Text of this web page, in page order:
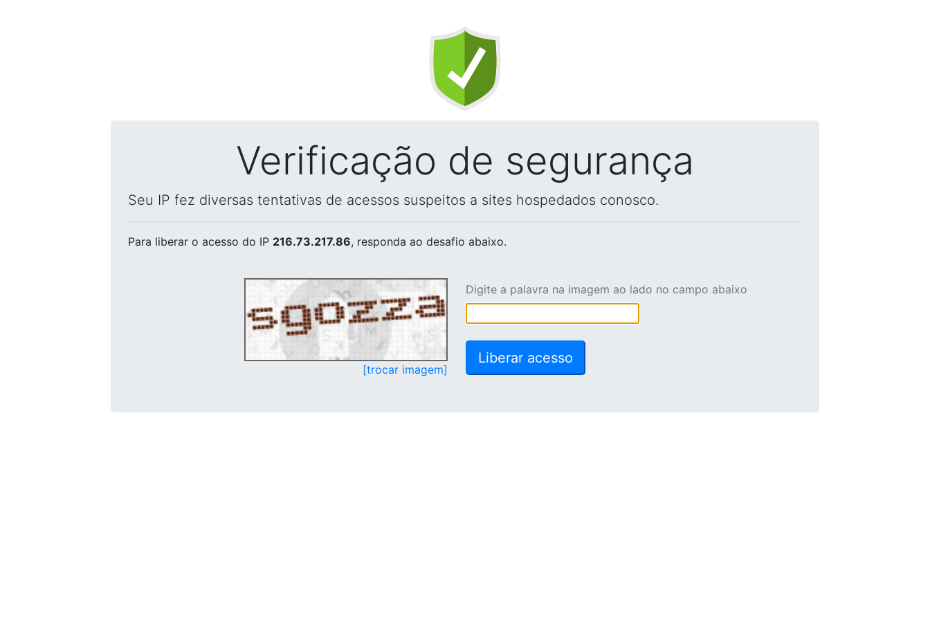
Verificação de segurança
Seu IP fez diversas tentativas de acessos suspeitos a sites hospedados conosco.
Para liberar o acesso do IP 216.73.217.86, responda ao desafio abaixo.
[trocar imagem]
Digite a palavra na imagem ao lado no campo abaixo